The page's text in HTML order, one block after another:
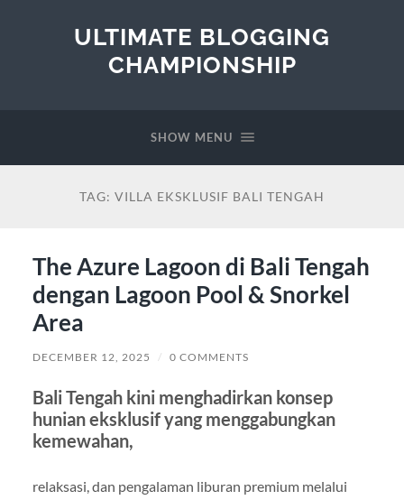
ULTIMATE BLOGGING
CHAMPIONSHIP
SHOW MENU
TAG: VILLA EKSKLUSIF BALI TENGAH
The Azure Lagoon di Bali Tengah
dengan Lagoon Pool & Snorkel
Area
DECEMBER 12, 2025 / 0 COMMENTS
Bali Tengah kini menghadirkan konsep
hunian eksklusif yang menggabungkan
kemewahan,
relaksasi, dan pengalaman liburan premium melalui